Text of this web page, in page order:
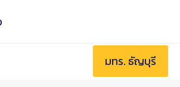
มทร. ธัญบุรี